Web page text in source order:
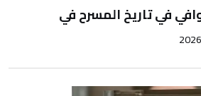
في تاريخ المسرح في